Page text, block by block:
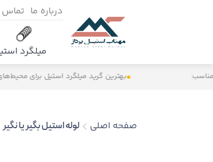
درباره ما تماس
میلگرد
بهترین گرید میلگرد استیل برای
صفحه اصلی لوله استیل بگیر یا نگیر